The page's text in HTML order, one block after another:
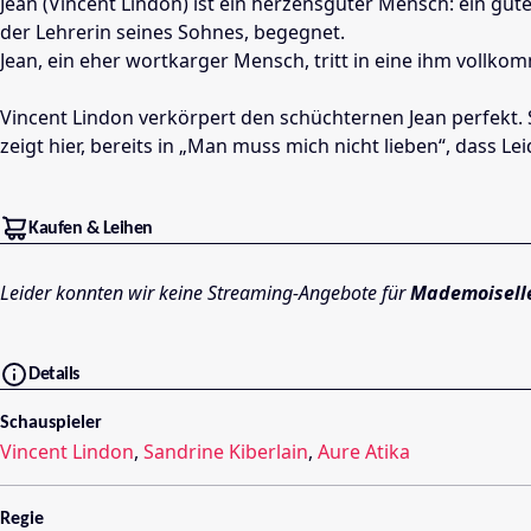
der Lehrerin seines Sohnes, begegnet.
Jean, ein eher wortkarger Mensch, tritt in eine ihm
Vincent Lindon verkörpert den schüchternen Jean
zeigt hier, bereits in „Man muss mich nicht lieben“, dass
Kaufen & Leihen
Leider konnten wir keine Streaming-Angebote für
Details
Schauspieler
Vincent Lindon, Sandrine Kiberlain, Aure Atika
Regie